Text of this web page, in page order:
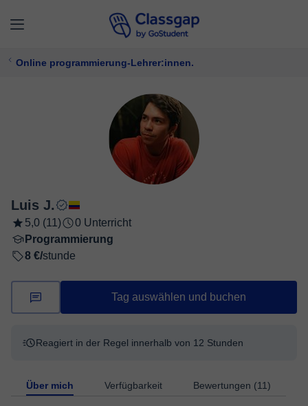
Online programmierung-Lehrer:innen.
Luis J.
5,0 (11)
0 Unterricht
Programmierung
8 €/stunde
Tag auswählen und buchen
Reagiert in der Regel innerhalb von 12 Stunden
Über mich Verfügbarkeit Bewertungen (11)